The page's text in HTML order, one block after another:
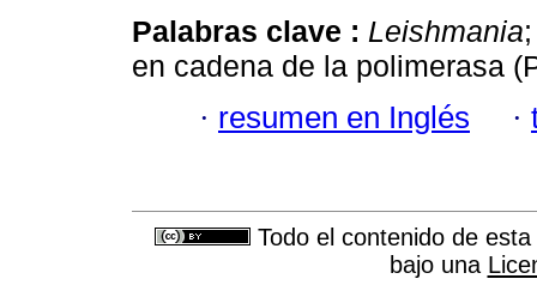
Palabras clave : Leishmania
en cadena de la polimerasa
· resumen en Inglés ·
Todo el contenido de
bajo una